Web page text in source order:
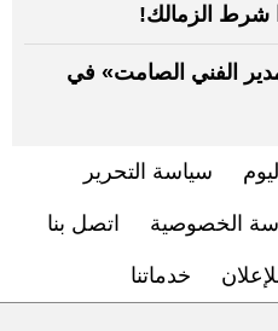
شرط الزمالك!
الفني الصامت» في
سياسة التحرير
الخصوصية اتصل بنا
خدماتنا